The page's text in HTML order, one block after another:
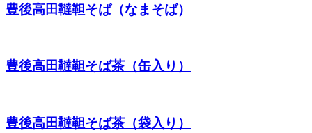
豊後高田韃靼そば（なまそば）
豊後高田韃靼そば茶（缶入り）
豊後高田韃靼そば茶（袋入り）